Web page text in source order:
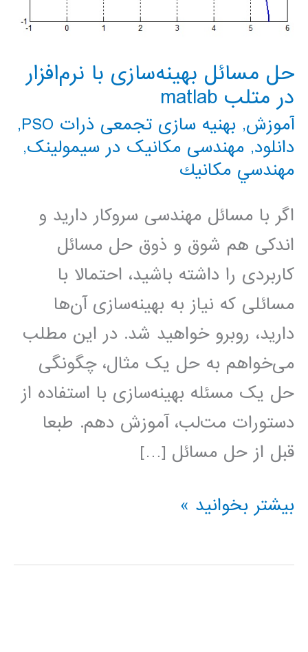
حل مسائل بهینه‌سازی با نرم‌افزار
در متلب matlab
آموزش, بهنیه سازی تجمعی ذرات PSO
,
دانلود, مهندسی مکانیک در سیمولینک,
مهندسي مكانيك
اگر با مسائل مهندسی سروکار دارید و
اندکی هم شوق و ذوق حل مسائل
کاربردی را داشته باشید، احتمالا با
مسائلی که نیاز به بهینه‌سازی آن‌ها
دارید، روبرو خواهید شد. در این مطلب
می‌خواهم به حل یک مثال، چگونگی
حل یک مسئله بهینه‌سازی با استفاده از
دستورات مت‌لب، آموزش دهم. طبعا
قبل از حل مسائل […]
حل
بهینه‌سازی
بیشتر بخوانید »